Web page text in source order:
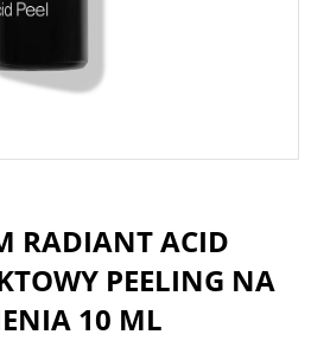
RADIANT ACID
PEELING NA
10 ML